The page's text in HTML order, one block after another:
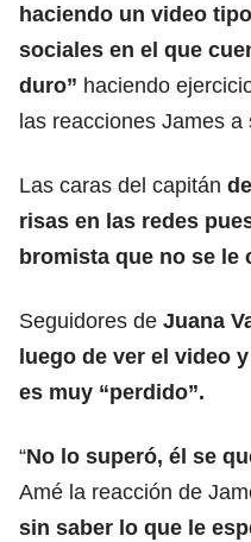
haciendo un video
sociales en el que
duro” haciendo
las reacciones James a
Las caras del capitán
risas en las redes
bromista que no se le
Seguidores de Juana
luego de ver el video
es muy “perdido”.
“No lo superó, él se
Amé la reacción de
sin saber lo que le